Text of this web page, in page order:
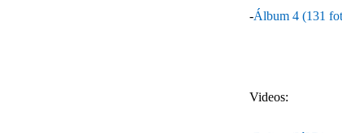
-Álbum 4 (131
Videos: